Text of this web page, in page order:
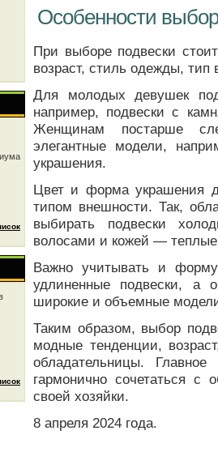
Особенности
При выборе подвески
возраст, стиль одежды, тип
Для молодых девушек
например, подвески с
Женщинам постарше
элегантные модели,
украшения.
Цвет и форма украшения
типом внешности. Так,
выбирать подвески
волосами и кожей — теплые
Важно учитывать и
удлиненные подвески, а
широкие и объемные
Таким образом, выбор
модные тенденции,
обладательницы.
гармонично сочетаться с
своей хозяйки.
8 апреля 2024 года.